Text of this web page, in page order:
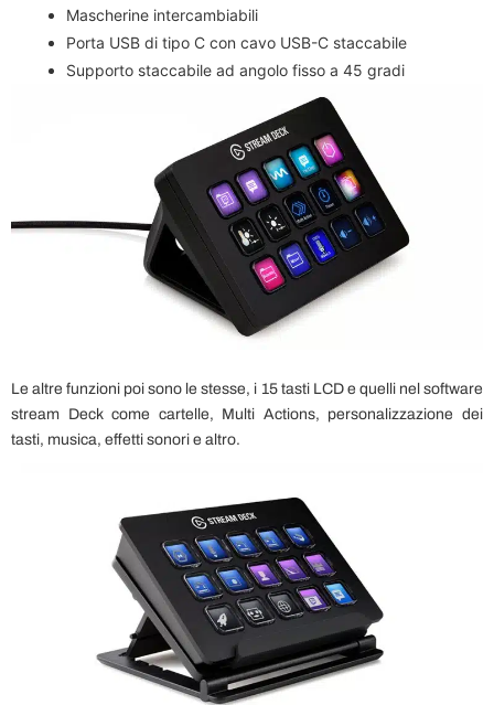
Mascherine intercambiabili
Porta USB di tipo C con cavo USB-C staccabile
Supporto staccabile ad angolo fisso a 45 gradi
Le altre funzioni poi sono le stesse, i 15 tasti LCD e quelli nel software
stream Deck come cartelle, Multi Actions, personalizzazione dei
tasti, musica, effetti sonori e altro.